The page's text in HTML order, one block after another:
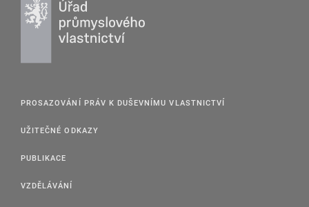
PROSAZOVÁNÍ PRÁV K DUŠEVNÍMU VLASTNICTVÍ
UŽITEČNÉ ODKAZY
PUBLIKACE
VZDĚLÁVÁNÍ